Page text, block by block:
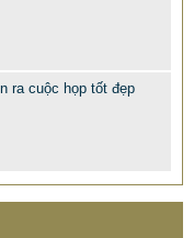
ĐẨY HÀNH LÝ SÂN
VNĐ
ra cuộc họp tốt đẹp